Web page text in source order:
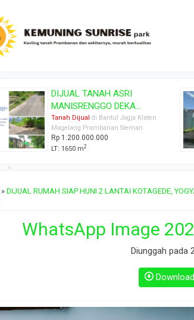
TANAH PEKARANGAN SHM
DEKAT CANDI P...
Tanah Dijual di Bantul Jogja Klaten
Magelang Prambanan Sleman
Rp 3.000.000
LT: 150 m2
» DIJUAL RUMAH SIAP HUNI 2 LANTAI KOTAGEDE,
WhatsApp Image
Diunggah pada